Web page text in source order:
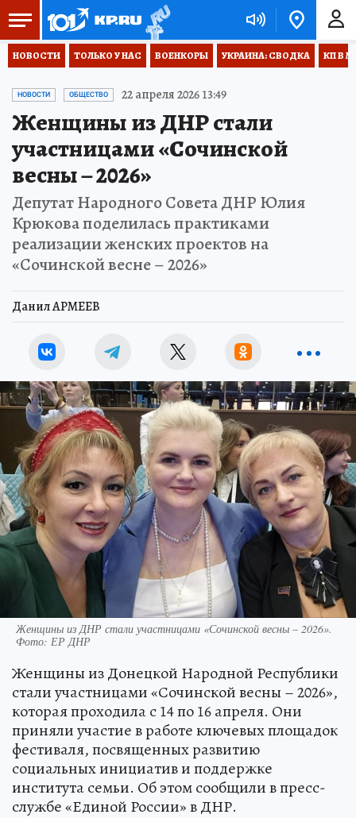
НОВОСТИ ТОЛЬКО У НАС ВОЕНКОРЫ УКРАИНА: СВОДКА КП В
НОВОСТИ ОБЩЕСТВО 22 апреля 2026 13:49
Женщины из ДНР стали
участницами «Сочинской
весны – 2026»
Депутат Народного Совета ДНР Юлия
Крюкова поделилась практиками
реализации женских проектов на
«Сочинской весне – 2026»
Данил АРМЕЕВ
Женщины из ДНР стали участницами «Сочинской весны – 2026».
Фото: ЕР ДНР
Женщины из Донецкой Народной Республики
стали участницами «Сочинской весны – 2026»,
которая проходила с 14 по 16 апреля. Они
приняли участие в работе ключевых площадок
фестиваля, посвященных развитию
социальных инициатив и поддержке
института семьи. Об этом сообщили в пресс-
службе «Единой России» в ДНР.